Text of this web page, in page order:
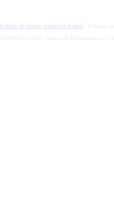
Estado do tempo actual em Aveiro - Estação
CliM@UA ©2010 - Grupo de Meteorologia e